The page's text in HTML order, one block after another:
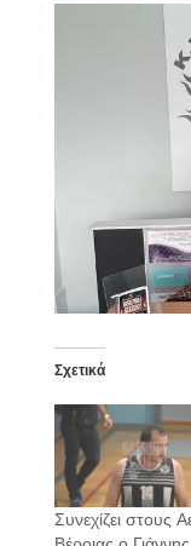
Σχετικά
Συνεχίζει στους